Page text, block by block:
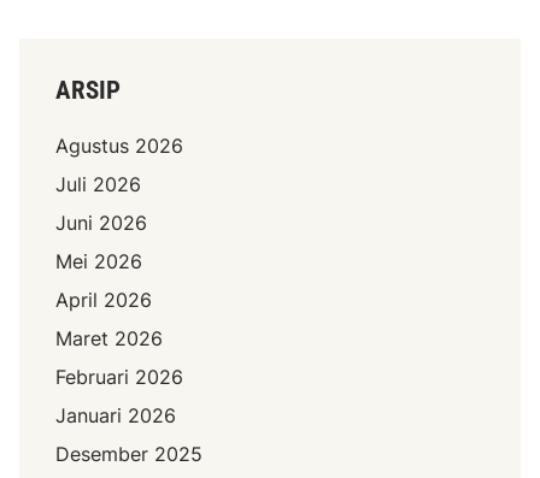
ARSIP
Agustus 2026
Juli 2026
Juni 2026
Mei 2026
April 2026
Maret 2026
Februari 2026
Januari 2026
Desember 2025